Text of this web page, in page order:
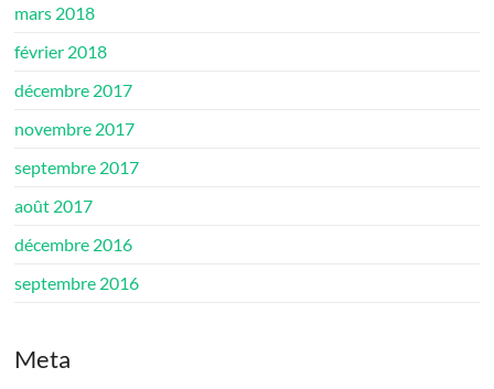
mars 2018
février 2018
décembre 2017
novembre 2017
septembre 2017
août 2017
décembre 2016
septembre 2016
Meta